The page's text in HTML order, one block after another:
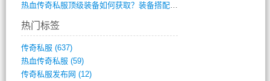
热血传奇私服顶级装备如何获取？装备搭配与(688)
热门标签
传奇私服 (637)
热血传奇私服 (59)
传奇私服发布网 (12)